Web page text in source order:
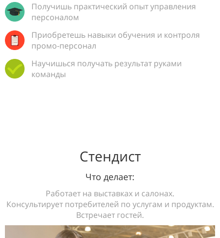
Получишь практический опыт управления
персоналом
Приобретешь навыки обучения и контроля
промо-персонал
Научишься получать результат руками
команды
Стендист
Что делает:
Работает на выставках и салонах.
Консультирует потребителей по услугам и продуктам.
Встречает гостей.